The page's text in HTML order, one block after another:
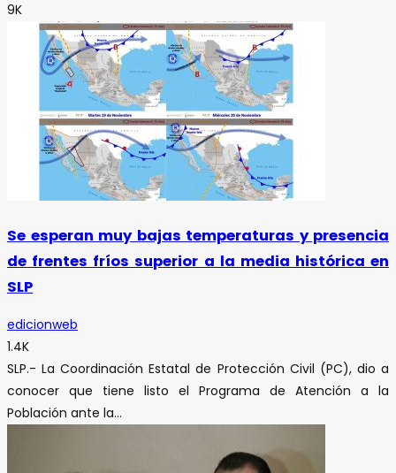
9K
Se esperan muy bajas temperaturas y presencia
de frentes fríos superior a la media histórica en
SLP
edicionweb
1.4K
SLP.- La Coordinación Estatal de Protección Civil (PC), dio a
conocer que tiene listo el Programa de Atención a la
Población ante la...